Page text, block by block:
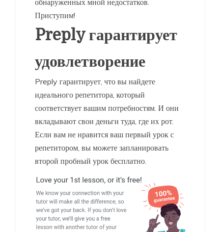
обнаруженных мной недостатков.
Приступим!
Preply гарантирует
удовлетворение
Preply гарантирует, что вы найдете
идеального репетитора, который
соответствует вашим потребностям. И они
вкладывают свои деньги туда, где их рот.
Если вам не нравится ваш первый урок с
репетитором, вы можете запланировать
второй пробный урок бесплатно.